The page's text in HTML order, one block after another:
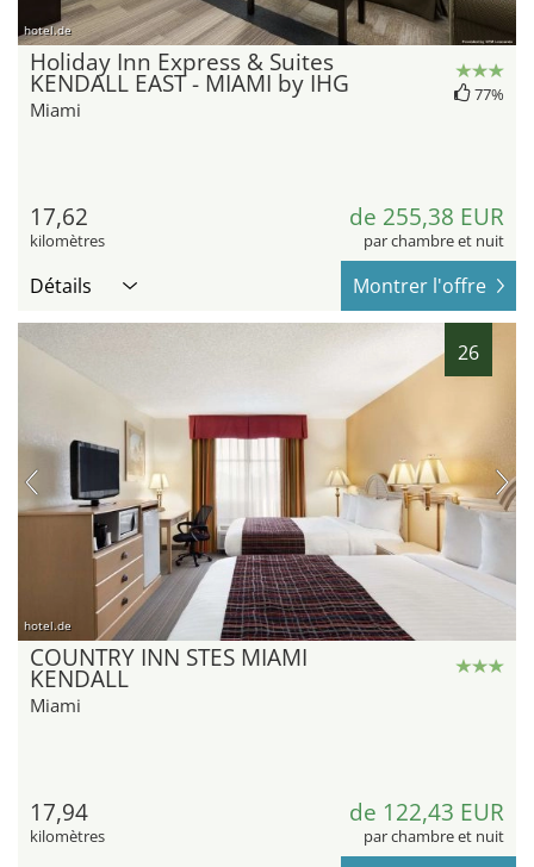
hotel.de
Holiday Inn Express & Suites
KENDALL EAST - MIAMI by IHG
Miami
77%
17,62
kilomètres
de 255,38 EUR
par chambre et nuit
Détails Montrer l'offre
26
hotel.de
COUNTRY INN STES MIAMI
KENDALL
Miami
17,94
kilomètres
de 122,43 EUR
par chambre et nuit